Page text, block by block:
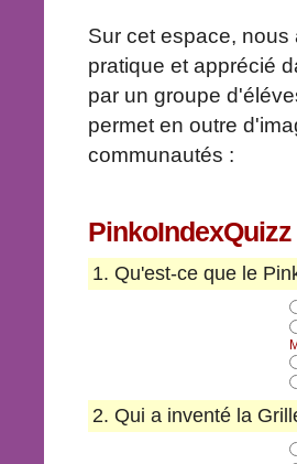
Sur cet espace, nous
pratique et apprécié
par un groupe
permet en outre
communautés :
PinkoIndexQuizz
1. Qu'est-ce que le
2. Qui a inventé la